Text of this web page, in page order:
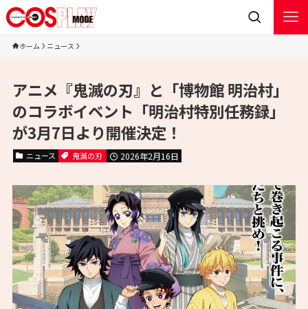
ホーム ニュース
アニメ『鬼滅の刃』と「博物館 明治村」
のコラボイベント「明治村特別任務録」
が3月7日より開催決定！
ニュース 鬼滅の刃 2026年2月16日